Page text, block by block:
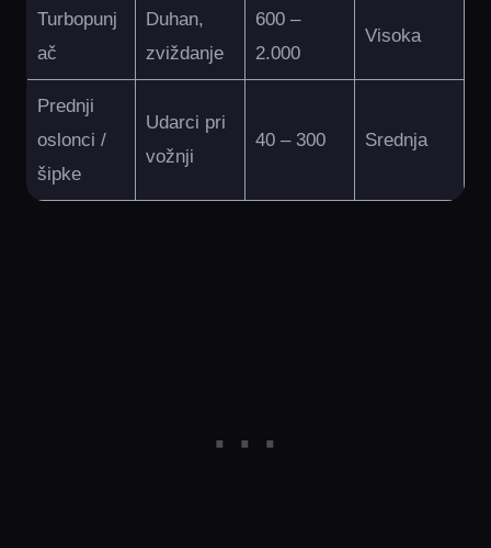
Turbopunj
ač
Duhan,
zviždanje
600 –
2.000
Visoka
Prednji
oslonci /
šipke
Udarci pri
vožnji
40 – 300 Srednja